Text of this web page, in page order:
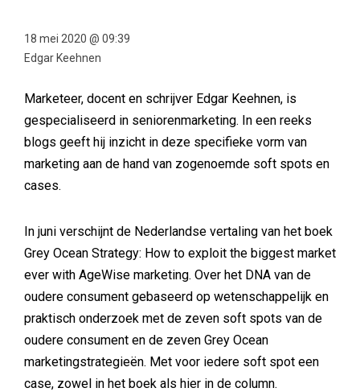
18 mei 2020 @ 09:39
Edgar Keehnen
Marketeer, docent en schrijver Edgar Keehnen, is
gespecialiseerd in seniorenmarketing. In een reeks
blogs geeft hij inzicht in deze specifieke vorm van
marketing aan de hand van zogenoemde soft spots en
cases.
In juni verschijnt de Nederlandse vertaling van het boek
Grey Ocean Strategy: How to exploit the biggest market
ever with AgeWise marketing. Over het DNA van de
oudere consument gebaseerd op wetenschappelijk en
praktisch onderzoek met de zeven soft spots van de
oudere consument en de zeven Grey Ocean
marketingstrategieën. Met voor iedere soft spot een
case, zowel in het boek als hier in de column.